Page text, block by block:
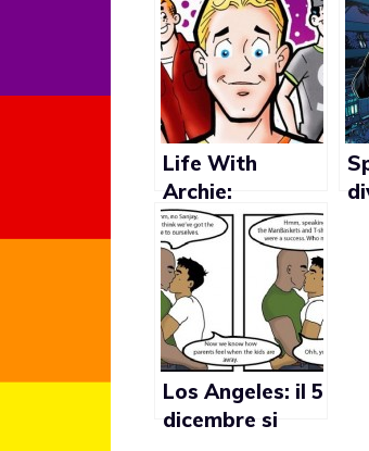
Life With
Archie:
matrimonio gay
per Kevin
Los Angeles: il 5
dicembre si